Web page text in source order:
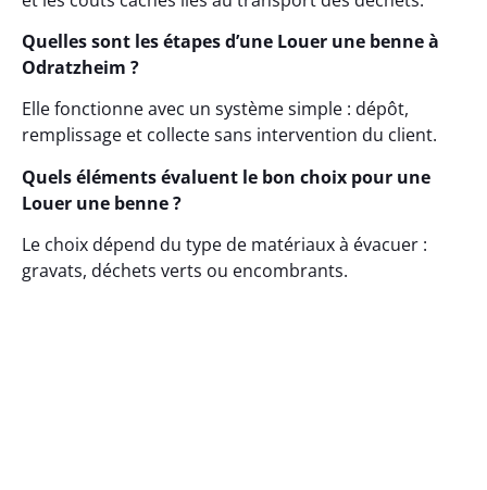
Quelles sont les étapes d’une Louer une benne à
Odratzheim ?
Elle fonctionne avec un système simple : dépôt,
remplissage et collecte sans intervention du client.
Quels éléments évaluent le bon choix pour une
Louer une benne ?
Le choix dépend du type de matériaux à évacuer :
gravats, déchets verts ou encombrants.